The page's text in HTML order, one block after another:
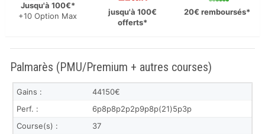
Jusqu'à 100€*
+10 Option Max
jusqu'à 100€
offerts*
20€ remboursés*
Palmarès (PMU/Premium + autres courses)
Gains :
44150€
Perf. :
6p8p8p2p2p9p8p(21)5p3p
Course(s) :
37